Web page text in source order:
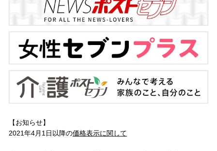
【お知らせ】
2021年4月1日以降の価格表示に関して